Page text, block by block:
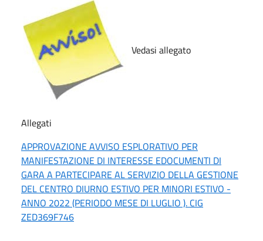
Vedasi allegato
Allegati
APPROVAZIONE AVVISO ESPLORATIVO PER
MANIFESTAZIONE DI INTERESSE EDOCUMENTI DI
GARA A PARTECIPARE AL SERVIZIO DELLA GESTIONE
DEL CENTRO DIURNO ESTIVO PER MINORI ESTIVO -
ANNO 2022 (PERIODO MESE DI LUGLIO ). CIG
ZED369F746